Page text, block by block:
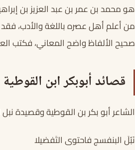
هو محمد بن عمر بن عبد العزيز بن
من أعلم أهل عصره باللغة والأدب،
صحيح الألفاظ واضح المعاني، فكتب
قصائد أبوبكر ابن القوطية
الشاعر أبو بكر بن القوطية وقصيدة
نَبُلَ البنفسج فاحتوى التَفضيلا